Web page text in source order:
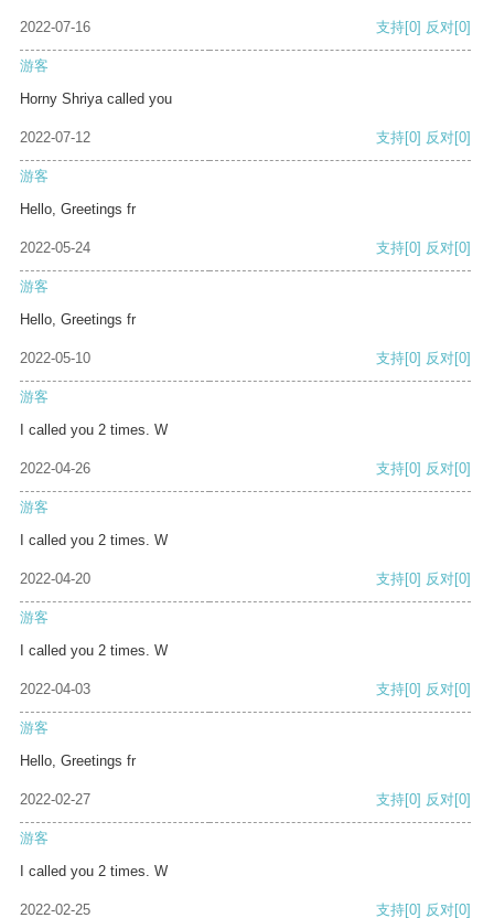
2022-07-16 支持[0] 反对[0]
游客
Horny Shriya called you
2022-07-12 支持[0] 反对[0]
游客
Hello, Greetings fr
2022-05-24 支持[0] 反对[0]
游客
Hello, Greetings fr
2022-05-10 支持[0] 反对[0]
游客
I called you 2 times. W
2022-04-26 支持[0] 反对[0]
游客
I called you 2 times. W
2022-04-20 支持[0] 反对[0]
游客
I called you 2 times. W
2022-04-03 支持[0] 反对[0]
游客
Hello, Greetings fr
2022-02-27 支持[0] 反对[0]
游客
I called you 2 times. W
2022-02-25 支持[0] 反对[0]